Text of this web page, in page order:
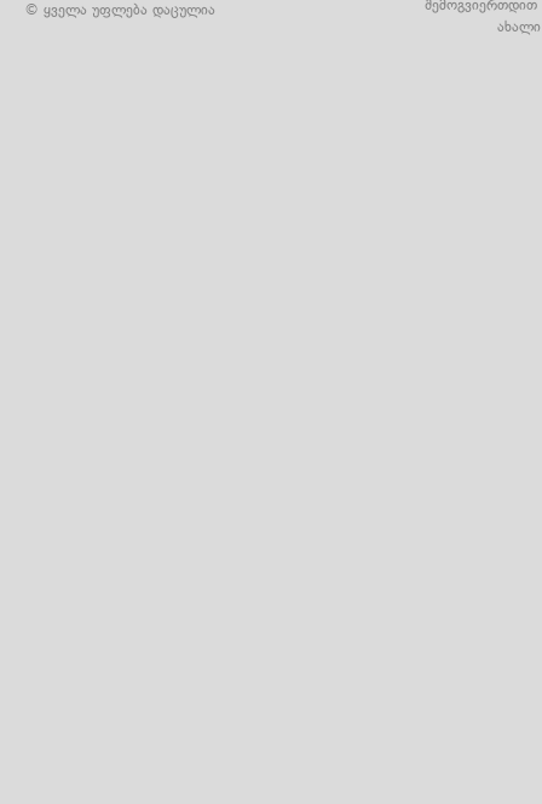
© ყველა უფლება დაცულია
შემოგვიერთდით
ახალი